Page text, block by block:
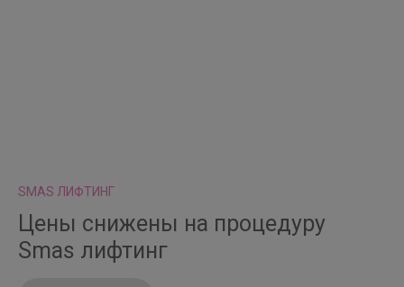
SMAS ЛИФТИНГ
Цены снижены на процедуру
Smas лифтинг